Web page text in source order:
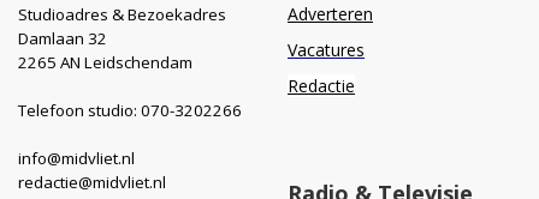
Studioadres & Bezoekadres
Damlaan 32
2265 AN Leidschendam
Telefoon studio: 070-3202266
info@midvliet.nl
redactie@midvliet.nl
Adverteren
Vacatures
Redactie
Radio & Televisie